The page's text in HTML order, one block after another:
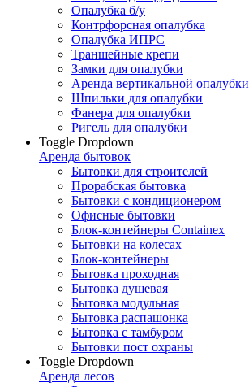
Опалубка б/у
Контрфорсная опалубка
Опалубка ИПРС
Траншейные крепи
Замки для опалубки
Аренда вертикальной опалубки
Шпильки для опалубки
Фанера для опалубки
Ригель для опалубки
Toggle Dropdown
Аренда бытовок
Бытовки для строителей
Прорабская бытовка
Бытовки с кондиционером
Офисные бытовки
Блок-контейнеры Containex
Бытовки на колесах
Блок-контейнеры
Бытовка проходная
Бытовка душевая
Бытовка модульная
Бытовка распашонка
Бытовка с тамбуром
Бытовки пост охраны
Toggle Dropdown
Аренда лесов